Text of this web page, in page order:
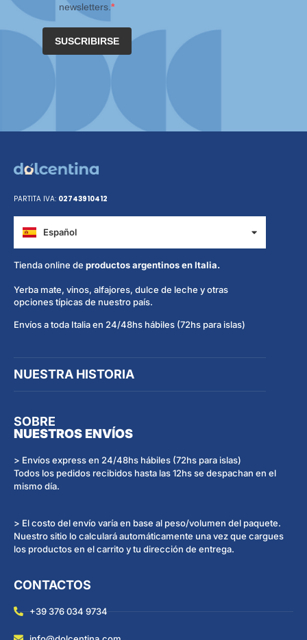
newsletters.
SUSCRIBIRSE
PARTITA IVA: 02743910412
Español
Italiano
Tienda online de productos argentinos en Italia.
Yerba mate, vinos, alfajores, dulce de leche y otras
opciones típicas de nuestro país.
Envíos a toda Italia en 24/48hs hábiles (72hs para islas)
NUESTRA HISTORIA
SOBRE
NUESTROS ENVÍOS
> Envíos express en 24/48hs hábiles (72hs para islas)
Todos los pedidos recibidos hasta las 12hs se despachan en el
mismo día.
> El costo del envío varía en base al peso/volumen del paquete.
Nuestro sitio lo calculará automáticamente una vez que cargues
los productos en el carrito y tu dirección de entrega.
CONTACTOS
+39 376 034 9734